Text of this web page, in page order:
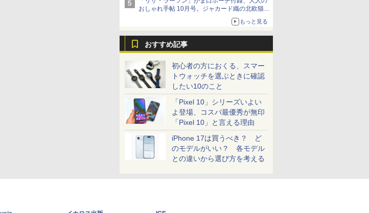
おしゃれ手帖 10月号。ジャカード織の北欧猫デ
もっと見る
おすすめ記事
初心者の方におくる、スマー
トウォッチを選ぶときに確認
したい10のこと
「Pixel 10」シリーズいよい
よ登場、コスパ最優秀が無印
「Pixel 10」と言える理由
iPhone 17は買うべき？ ど
のモデルがいい？ 各モデル
との違いから選び方を考える